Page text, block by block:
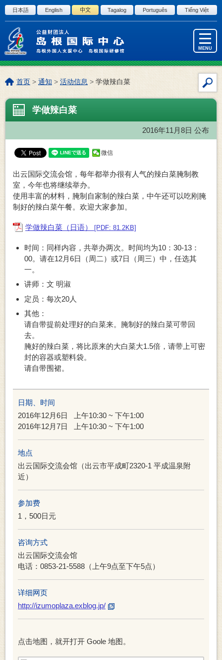
进入正文
日本語 English 中文 Tagalog Português Tiếng Việt
MENU
内
索
本
页
位
首页 >通知>活动信息> 学做辣白菜
学做辣白菜
2016年11月8日 公布
微信
出云国际交流会馆，每年都举办很有人气的辣白菜腌制教
室，今年也将继续举办。
使用丰富的材料，腌制自家制的辣白菜，中午还可以吃刚腌
制好的辣白菜午餐。欢迎大家参加。
学做辣白菜（日语） [PDF: 81.2KB]
时间：同样内容，共举办两次。时间均为10：30-13：
00。请在12月6日（周二）或7日（周三）中，任选其
一。
讲师：文 明淑
定员：每次20人
其他：
请自带提前处理好的白菜来。腌制好的辣白菜可带回
去。
腌好的辣白菜，将比原来的大白菜大1.5倍，请带上可密
封的容器或塑料袋。
请自带围裙。
日期、时间
2016年12月6日
上午10:30 ~ 下午1:00
2016年12月7日
上午10:30 ~ 下午1:00
地点
出云国际交流会馆（出云市平成町2320-1 平成温泉附
近）
参加费
1，500日元
咨询方式
出云国际交流会馆
电话：0853-21-5588（上午9点至下午5点）
详细网页
http://izumoplaza.exblog.jp/
点击地图，就开打开 Goole 地图。